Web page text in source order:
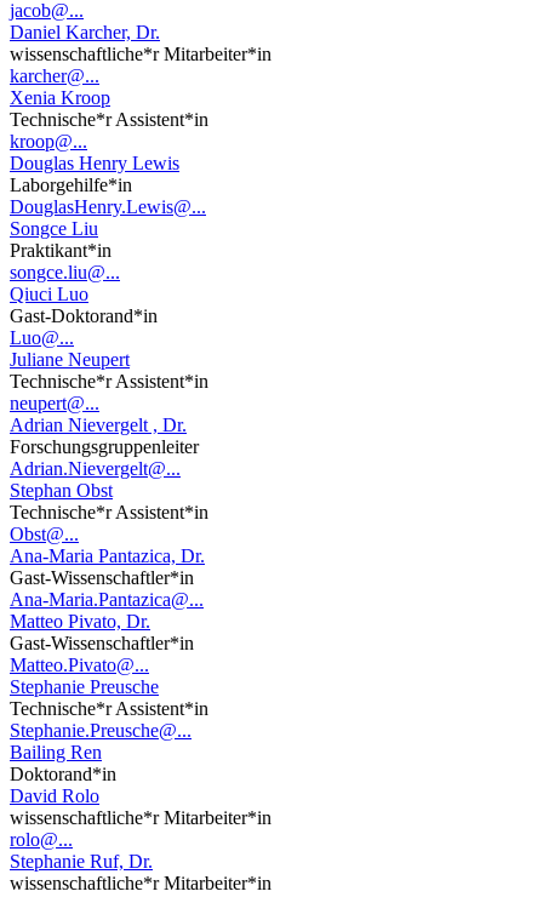
jacob@...
Daniel Karcher, Dr.
wissenschaftliche*r Mitarbeiter*in
karcher@...
Xenia Kroop
Technische*r Assistent*in
kroop@...
Douglas Henry Lewis
Laborgehilfe*in
DouglasHenry.Lewis@...
Songce Liu
Praktikant*in
songce.liu@...
Qiuci Luo
Gast-Doktorand*in
Luo@...
Juliane Neupert
Technische*r Assistent*in
neupert@...
Adrian Nievergelt , Dr.
Forschungsgruppenleiter
Adrian.Nievergelt@...
Stephan Obst
Technische*r Assistent*in
Obst@...
Ana-Maria Pantazica, Dr.
Gast-Wissenschaftler*in
Ana-Maria.Pantazica@...
Matteo Pivato, Dr.
Gast-Wissenschaftler*in
Matteo.Pivato@...
Stephanie Preusche
Technische*r Assistent*in
Stephanie.Preusche@...
Bailing Ren
Doktorand*in
David Rolo
wissenschaftliche*r Mitarbeiter*in
rolo@...
Stephanie Ruf, Dr.
wissenschaftliche*r Mitarbeiter*in